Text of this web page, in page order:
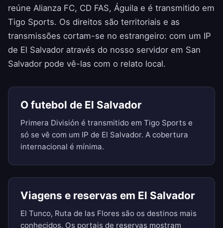
reúne Alianza FC, CD FAS, Águila e é transmitido em
Tigo Sports. Os direitos são territoriais e as
transmissões cortam-se no estrangeiro: com um IP
de El Salvador através do nosso servidor em San
Salvador pode vê-las com o relato local.
O futebol de El Salvador
Primera División é transmitido em Tigo Sports e
só se vê com um IP de El Salvador. A cobertura
internacional é mínima.
Viagens e reservas em El Salvador
El Tunco, Ruta de las Flores são os destinos mais
conhecidos. Os portais de reservas mostram